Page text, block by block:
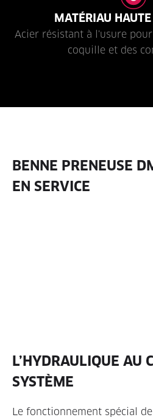
MATÉRIAU HAUTE
Acier résistant à l'usure
coquille et des
BENNE PRENEUSE
EN SERVICE
L’HYDRAULIQUE AU
SYSTÈME
Le fonctionnement spécial